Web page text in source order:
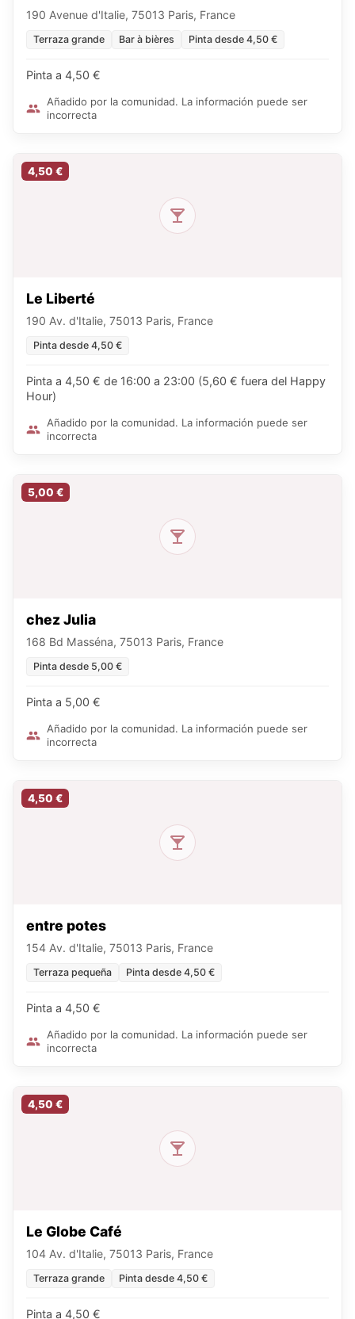
190 Avenue d'Italie, 75013 Paris, France
Terraza grande Bar à bières Pinta desde 4,50 €
Pinta a 4,50 €
Añadido por la comunidad. La información puede ser
incorrecta
4,50 €
Le Liberté
190 Av. d'Italie, 75013 Paris, France
Pinta desde 4,50 €
Pinta a 4,50 € de 16:00 a 23:00 (5,60 € fuera del Happy
Hour)
Añadido por la comunidad. La información puede ser
incorrecta
5,00 €
chez Julia
168 Bd Masséna, 75013 Paris, France
Pinta desde 5,00 €
Pinta a 5,00 €
Añadido por la comunidad. La información puede ser
incorrecta
4,50 €
entre potes
154 Av. d'Italie, 75013 Paris, France
Terraza pequeña Pinta desde 4,50 €
Pinta a 4,50 €
Añadido por la comunidad. La información puede ser
incorrecta
4,50 €
Le Globe Café
104 Av. d'Italie, 75013 Paris, France
Terraza grande Pinta desde 4,50 €
Pinta a 4,50 €